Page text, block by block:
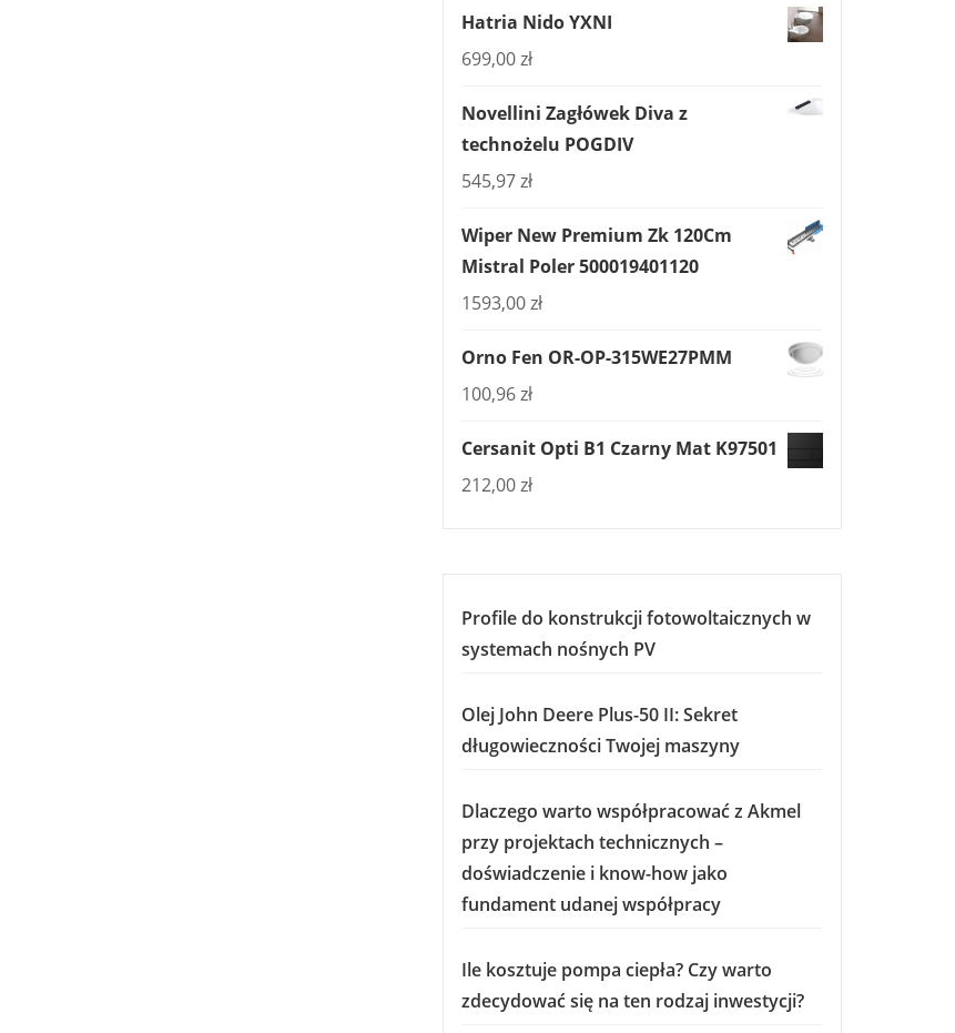
Hatria Nido YXNI
699,00zł
Novellini Zagłówek Diva z
technożelu POGDIV
545,97zł
Wiper New Premium Zk 120Cm
Mistral Poler 500019401120
1593,00zł
Orno Fen OR-OP-315WE27PMM
100,96zł
Cersanit Opti B1 Czarny Mat K97501
212,00zł
Profile do konstrukcji fotowoltaicznych w
systemach nośnych PV
Olej John Deere Plus-50 II: Sekret
długowieczności Twojej maszyny
Dlaczego warto współpracować z Akmel
przy projektach technicznych –
doświadczenie i know-how jako
fundament udanej współpracy
Ile kosztuje pompa ciepła? Czy warto
zdecydować się na ten rodzaj inwestycji?